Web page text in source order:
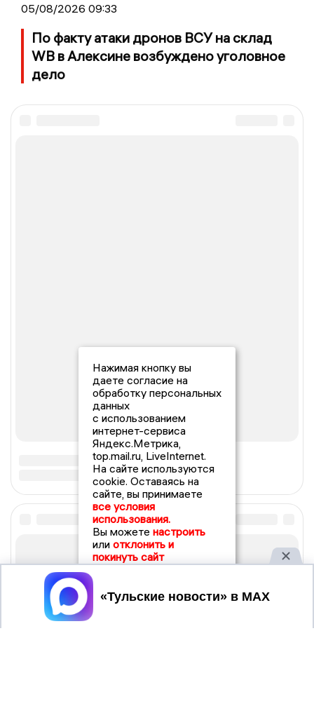
05/08/2026 09:33
По факту атаки дронов ВСУ на склад
WB в Алексине возбуждено уголовное
дело
Нажимая кнопку вы
даете согласие на
обработку персональных
данных
с использованием
интернет-сервиса
Яндекс.Метрика,
top.mail.ru, LiveInternet.
На сайте используются
cookie. Оставаясь на
сайте, вы принимаете
все условия
использования.
Вы можете настроить
или отклонить и
покинуть сайт
Принять